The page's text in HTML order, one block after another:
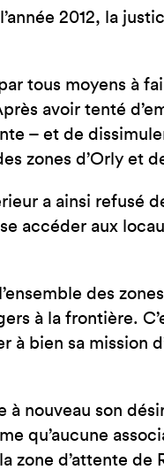
2012, la
tous moyens à
avoir tenté
– et de
zones d’Orly et
a ainsi refusé
accéder aux
des
à la frontière.
à bien sa mission
nouveau son
qu’aucune
zone d’attente de